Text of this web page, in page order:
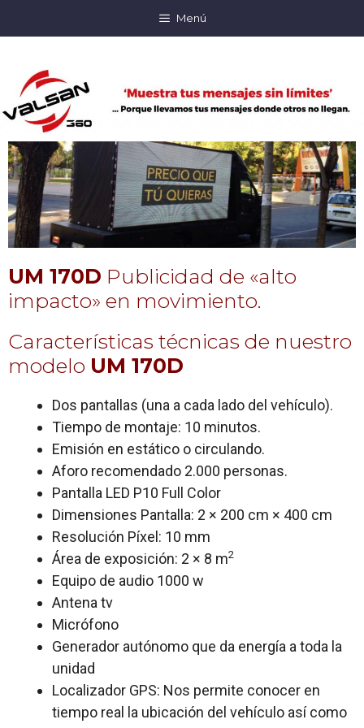
Menú
UM 170D Publicidad de «alto
impacto» en movimiento.
Características técnicas de nuestro
modelo UM 170D
Dos pantallas (una a cada lado del vehículo).
Tiempo de montaje: 10 minutos.
Emisión en estático o circulando.
Aforo recomendado 2.000 personas.
Pantalla LED P10 Full Color
Dimensiones Pantalla: 2 × 200 cm × 400 cm
Resolución Píxel: 10 mm
Área de exposición: 2 × 8 m2
Equipo de audio 1000 w
Antena tv
Micrófono
Generador autónomo que da energía a toda la
unidad
Localizador GPS: Nos permite conocer en
tiempo real la ubicación del vehículo así como